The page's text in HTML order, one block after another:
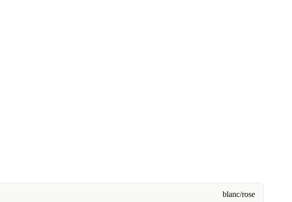
blanc/rose